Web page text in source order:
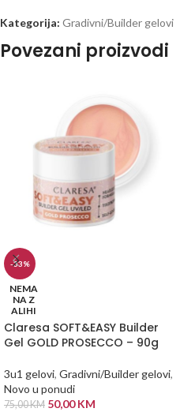
Kategorija: Gradivni/Builder gelovi
Povezani proizvodi
-33%
NEMA
NA Z
ALIHI
Claresa SOFT&EASY Builder
Gel GOLD PROSECCO – 90g
3u1 gelovi, Gradivni/Builder gelovi,
Novo u ponudi
75,00KM 50,00KM